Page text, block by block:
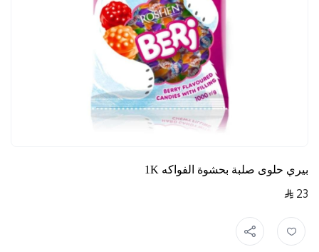
بيري حلوى صلبة بحشوة الفواكه 1K
23